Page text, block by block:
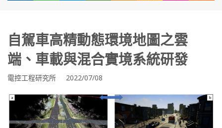
自駕車高精動態環境地圖之雲
端、車載與混合實境系統研發
電控工程研究所 2022/07/08